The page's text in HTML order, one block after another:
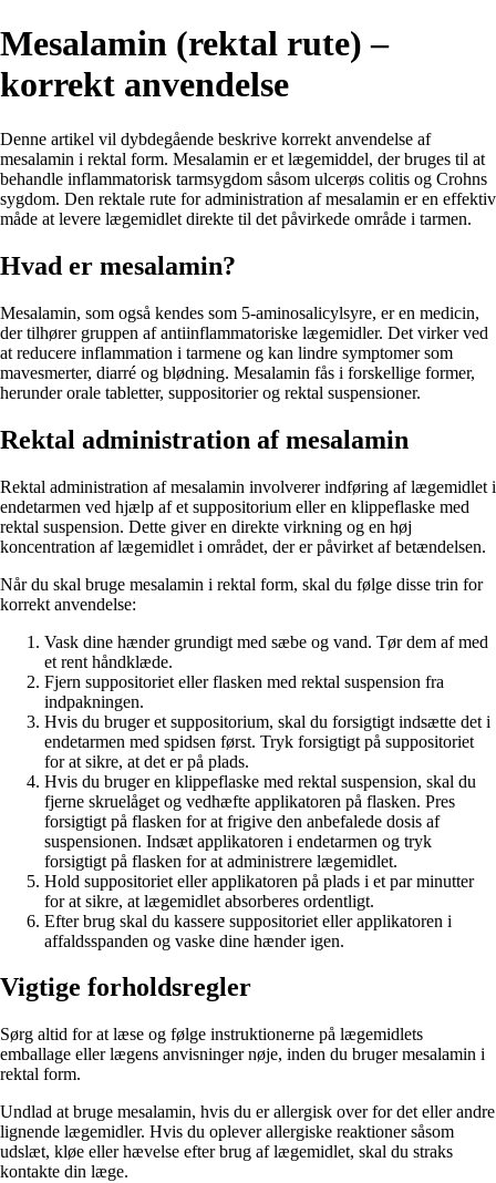
Mesalamin (rektal rute) –
korrekt anvendelse
Denne artikel vil dybdegående beskrive korrekt anvendelse af
mesalamin i rektal form. Mesalamin er et lægemiddel, der bruges til at
behandle inflammatorisk tarmsygdom såsom ulcerøs colitis og Crohns
sygdom. Den rektale rute for administration af mesalamin er en effektiv
måde at levere lægemidlet direkte til det påvirkede område i tarmen.
Hvad er mesalamin?
Mesalamin, som også kendes som 5-aminosalicylsyre, er en medicin,
der tilhører gruppen af ​​antiinflammatoriske lægemidler. Det virker ved
at reducere inflammation i tarmene og kan lindre symptomer som
mavesmerter, diarré og blødning. Mesalamin fås i forskellige former,
herunder orale tabletter, suppositorier og rektal suspensioner.
Rektal administration af mesalamin
Rektal administration af mesalamin involverer indføring af lægemidlet i
endetarmen ved hjælp af et suppositorium eller en klippeflaske med
rektal suspension. Dette giver en direkte virkning og en høj
koncentration af lægemidlet i området, der er påvirket af betændelsen.
Når du skal bruge mesalamin i rektal form, skal du følge disse trin for
korrekt anvendelse:
Vask dine hænder grundigt med sæbe og vand. Tør dem af med
et rent håndklæde.
Fjern suppositoriet eller flasken med rektal suspension fra
indpakningen.
Hvis du bruger et suppositorium, skal du forsigtigt indsætte det i
endetarmen med spidsen først. Tryk forsigtigt på suppositoriet
for at sikre, at det er på plads.
Hvis du bruger en klippeflaske med rektal suspension, skal du
fjerne skruelåget og vedhæfte applikatoren på flasken. Pres
forsigtigt på flasken for at frigive den anbefalede dosis af
suspensionen. Indsæt applikatoren i endetarmen og tryk
forsigtigt på flasken for at administrere lægemidlet.
Hold suppositoriet eller applikatoren på plads i et par minutter
for at sikre, at lægemidlet absorberes ordentligt.
Efter brug skal du kassere suppositoriet eller applikatoren i
affaldsspanden og vaske dine hænder igen.
Vigtige forholdsregler
Sørg altid for at læse og følge instruktionerne på lægemidlets
emballage eller lægens anvisninger nøje, inden du bruger mesalamin i
rektal form.
Undlad at bruge mesalamin, hvis du er allergisk over for det eller andre
lignende lægemidler. Hvis du oplever allergiske reaktioner såsom
udslæt, kløe eller hævelse efter brug af lægemidlet, skal du straks
kontakte din læge.